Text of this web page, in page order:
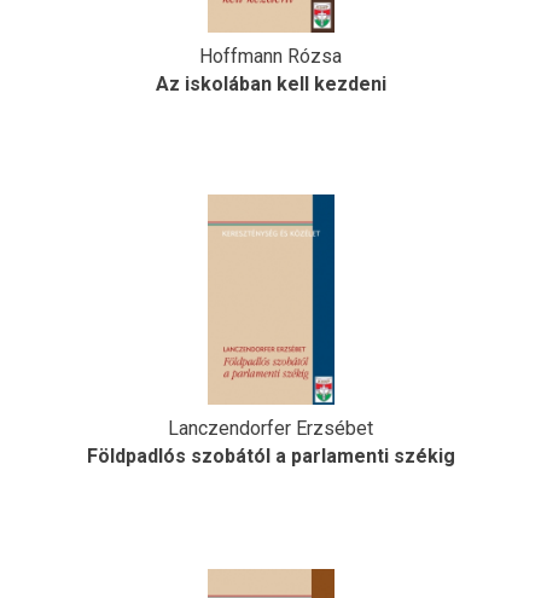
Hoffmann Rózsa
Az iskolában kell kezdeni
Lanczendorfer Erzsébet
Földpadlós szobától a parlamenti székig